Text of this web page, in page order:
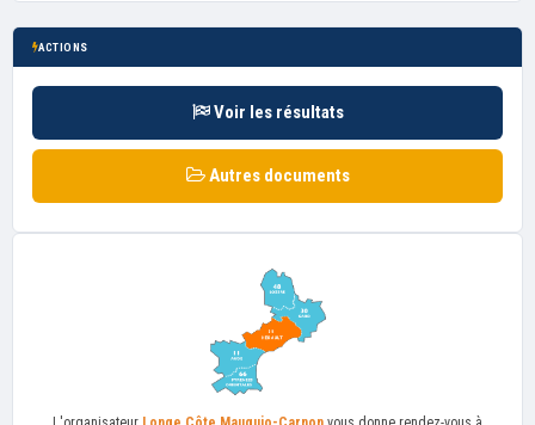
ACTIONS
Voir les résultats
Autres documents